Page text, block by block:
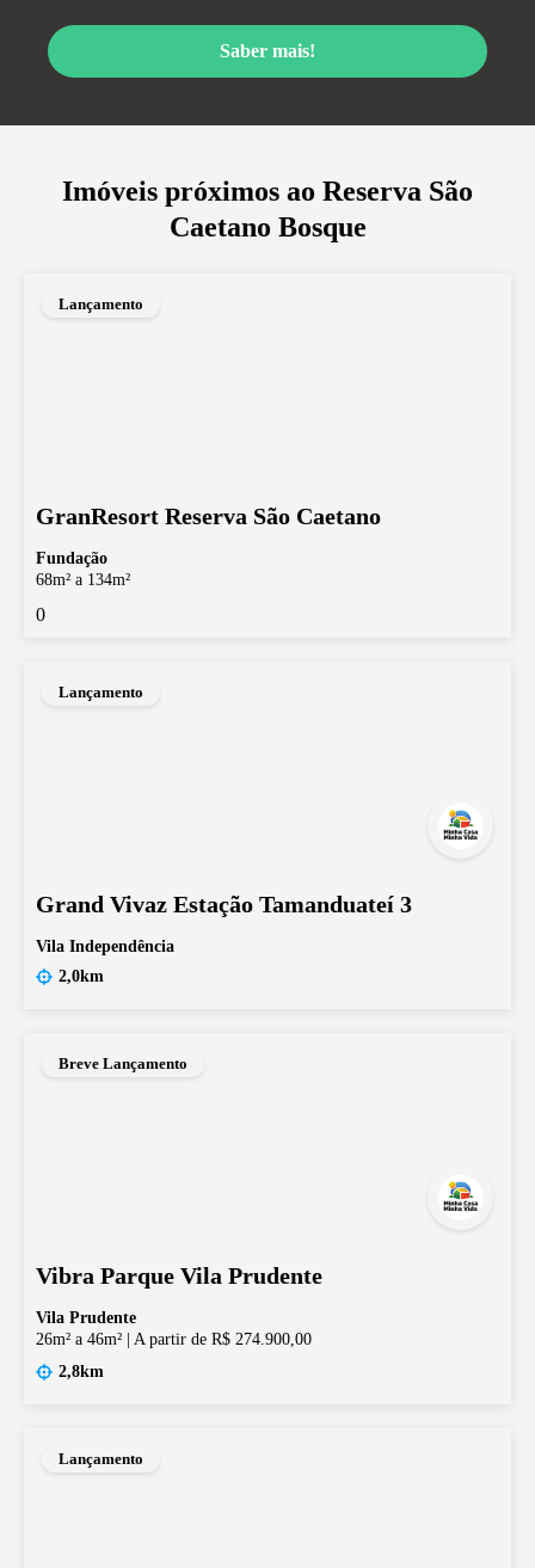
Saber mais!
Imóveis próximos ao Reserva São
Caetano Bosque
Lançamento
GranResort Reserva São Caetano
Fundação
68m² a 134m²
0
Lançamento
Grand Vivaz Estação Tamanduateí 3
Vila Independência
2,0km
Breve Lançamento
Vibra Parque Vila Prudente
Vila Prudente
26m² a 46m²
A partir de R$ 274.900,00
2,8km
Lançamento